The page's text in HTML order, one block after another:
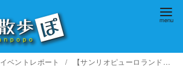
イベントレポート 【サンリオピューロランド】期間限定「ちゃんりおメーカー」ハロウィーンパーツが登場！